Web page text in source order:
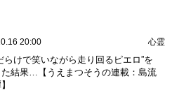
20:00 心霊
らけで笑いながら走り回るピエロ”を
た結果…【うえまつそうの連載：島流